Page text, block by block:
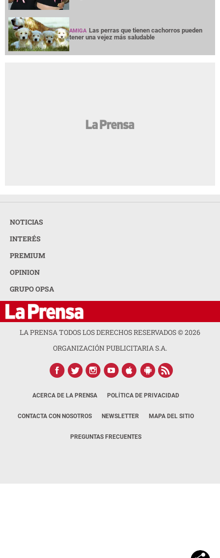
AMIGA Las perras que tienen cachorros pueden
tener una vejez más saludable
NOTICIAS
INTERÉS
PREMIUM
OPINION
GRUPO OPSA
LA PRENSA TODOS LOS DERECHOS RESERVADOS ©2026
ORGANIZACIÓN PUBLICITARIA S.A.
ACERCA DE LA PRENSA POLÍTICA DE PRIVACIDAD
CONTACTA CON NOSOTROS NEWSLETTER MAPA DEL SITIO
PREGUNTAS FRECUENTES